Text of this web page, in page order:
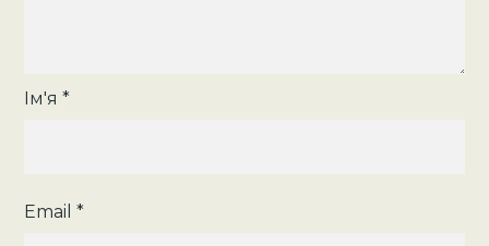
Ім'я*
Email*